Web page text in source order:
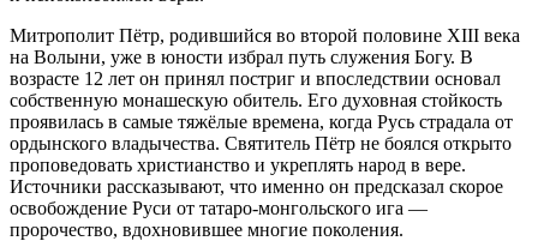
Митрополит Пётр, родившийся во второй половине XIII века
на Волыни, уже в юности избрал путь служения Богу. В
возрасте 12 лет он принял постриг и впоследствии основал
собственную монашескую обитель. Его духовная стойкость
проявилась в самые тяжёлые времена, когда Русь страдала от
ордынского владычества. Святитель Пётр не боялся открыто
проповедовать христианство и укреплять народ в вере.
Источники рассказывают, что именно он предсказал скорое
освобождение Руси от татаро-монгольского ига —
пророчество, вдохновившее многие поколения.